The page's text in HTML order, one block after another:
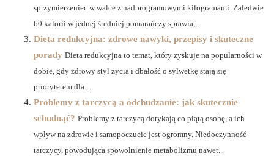
sprzymierzeniec w walce z nadprogramowymi kilogramami. Zaledwie
60 kalorii w jednej średniej pomarańczy sprawia,...
Dieta redukcyjna: zdrowe nawyki, przepisy i skuteczne
porady Dieta redukcyjna to temat, który zyskuje na popularności w
dobie, gdy zdrowy styl życia i dbałość o sylwetkę stają się
priorytetem dla...
Problemy z tarczycą a odchudzanie: jak skutecznie
schudnąć? Problemy z tarczycą dotykają co piątą osobę, a ich
wpływ na zdrowie i samopoczucie jest ogromny. Niedoczynność
tarczycy, powodująca spowolnienie metabolizmu nawet...